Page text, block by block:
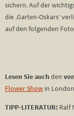
sichern. Auf der
die ‚Garten-Oskars‘
auf den folgenden
Lesen Sie auchden
Flower Show in
TIPP-LITERATUR: Ralf